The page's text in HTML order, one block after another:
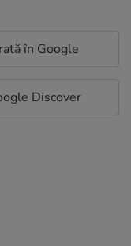
în Google
Discover